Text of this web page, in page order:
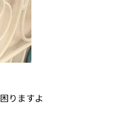
りますよ